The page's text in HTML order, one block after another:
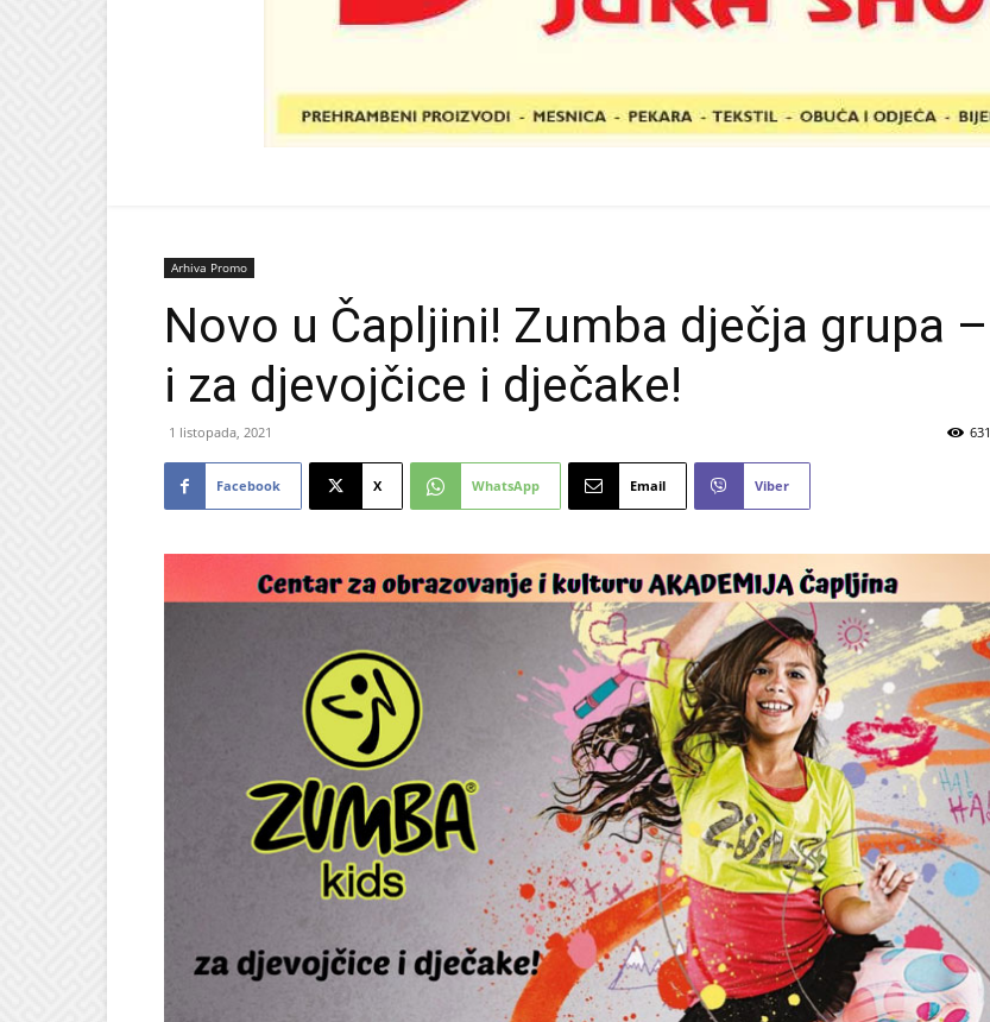
Arhiva Promo
Novo u Čapljini! Zumba dječja grupa –
i za djevojčice i dječake!
1 listopada, 2021 631
Facebook X WhatsApp Email Viber